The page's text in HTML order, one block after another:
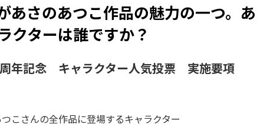
あさのあつこ作品の魅力の一つ。あ
クターは誰ですか？
年記念 キャラクター人気投票 実施要項
こさんの全作品に登場するキャラクター